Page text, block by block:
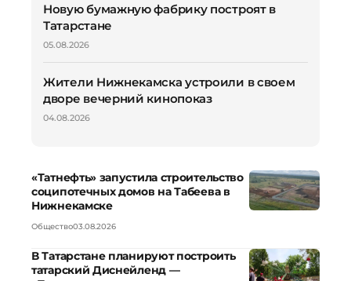
Новую бумажную фабрику построят в
Татарстане
05.08.2026
Жители Нижнекамска устроили в своем
дворе вечерний кинопоказ
04.08.2026
«Татнефть» запустила строительство
соципотечных домов на Табеева в
Нижнекамске
Общество03.08.2026
В Татарстане планируют построить
татарский Диснейленд —